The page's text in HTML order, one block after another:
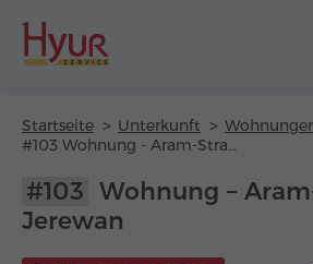
Startseite Unterkunft
#103 Wohnung - Aram-Straße
#103 Wohnung –
Jerewan